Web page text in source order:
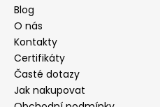
Blog
O nás
Kontakty
Certifikáty
Časté dotazy
Jak nakupovat